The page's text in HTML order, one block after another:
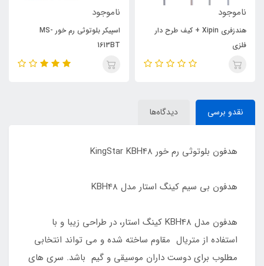
ناموجود
هندزفری Xipin + کیف طرح دار
فلزی
ناموجود
اسپیکر بلوتوثی رم خور MS-
1613BT
نقدو برسی دیدگاه‌ها
هدفون بلوتوثی رم خور KingStar KBH48
هدفون بی سیم کینگ استار مدل KBH48
هدفون مدل KBH48 کینگ استار، در طراحی زیبا و با
استفاده از متریال مقاوم ساخته شده و می تواند انتخابی
مطلوب برای دوست داران موسیقی و گیم باشد. سری های